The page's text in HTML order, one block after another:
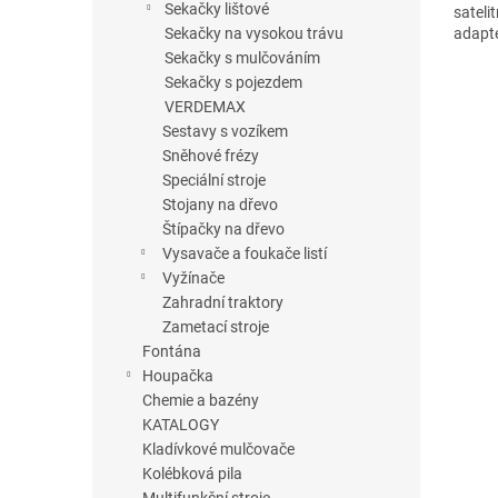
Sekačky lištové
Sekačky na vysokou trávu
Sekačky s mulčováním
Sekačky s pojezdem
VERDEMAX
Sestavy s vozíkem
Sněhové frézy
Speciální stroje
Stojany na dřevo
Štípačky na dřevo
Vysavače a foukače listí
Vyžínače
Zahradní traktory
Zametací stroje
Fontána
Houpačka
Chemie a bazény
KATALOGY
Kladívkové mulčovače
Kolébková pila